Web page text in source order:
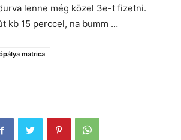
lenne még közel 3e-t fizetni.
kb 15 perccel, na bumm …
matrica